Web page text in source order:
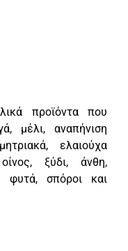
προϊόντα που
μέλι, αναπήνιση
ελαιούχα
ξύδι, άνθη,
φυτά, σπόροι και